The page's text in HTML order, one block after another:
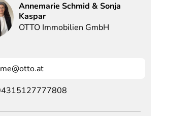
Annemarie Schmid & Sonja
Kaspar
OTTO Immobilien GmbH